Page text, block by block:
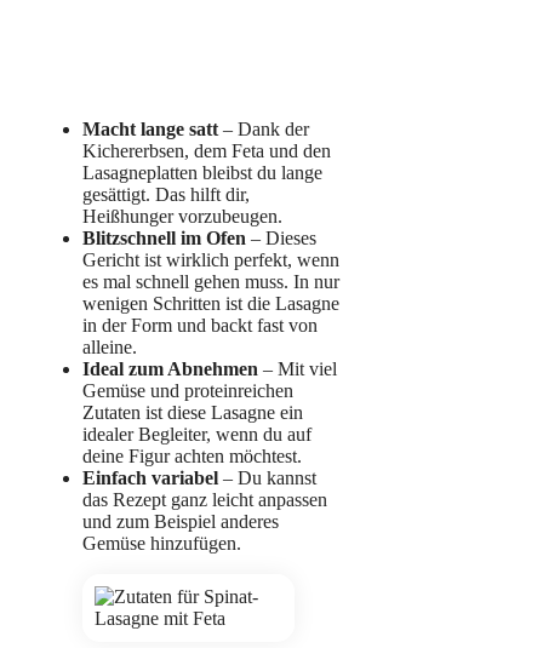
Macht lange satt – Dank der
Kichererbsen, dem Feta und den
Lasagneplatten bleibst du lange
gesättigt. Das hilft dir,
Heißhunger vorzubeugen.
Blitzschnell im Ofen – Dieses
Gericht ist wirklich perfekt, wenn
es mal schnell gehen muss. In nur
wenigen Schritten ist die Lasagne
in der Form und backt fast von
alleine.
Ideal zum Abnehmen – Mit viel
Gemüse und proteinreichen
Zutaten ist diese Lasagne ein
idealer Begleiter, wenn du auf
deine Figur achten möchtest.
Einfach variabel – Du kannst
das Rezept ganz leicht anpassen
und zum Beispiel anderes
Gemüse hinzufügen.